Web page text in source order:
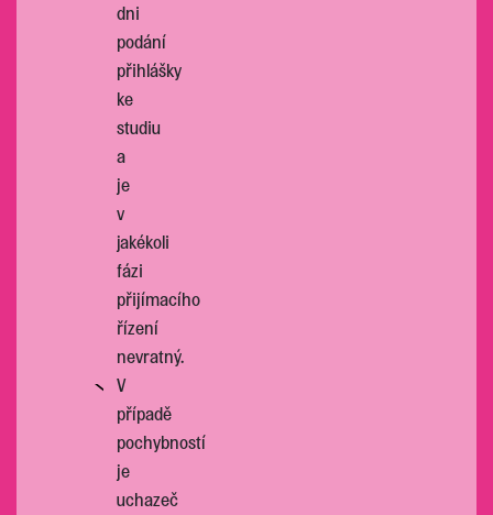
dni
podání
přihlášky
ke
studiu
a
je
v
jakékoli
fázi
přijímacího
řízení
nevratný.
V
případě
pochybností
je
uchazeč